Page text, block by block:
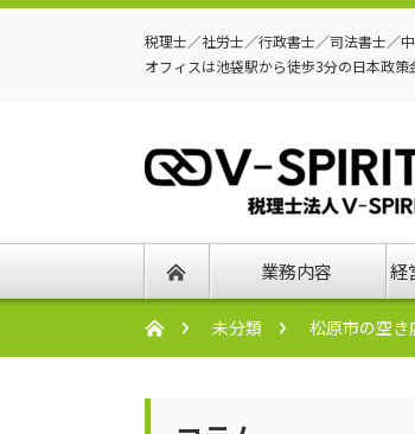
税理士／社労士／行政書士／司法書士／
オフィスは池袋駅から徒歩3分の日本政
業務内容 経
未分類 松原市の空